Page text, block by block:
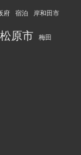
府 宿泊 岸和田市
松原市 梅田